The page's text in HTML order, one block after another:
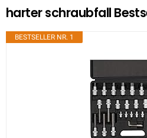
harter schraubfall
BESTSELLER NR. 1